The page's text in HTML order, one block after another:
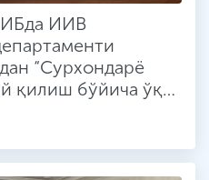
ИИВ
“Сурхондарё
қилиш бўйича ўқув